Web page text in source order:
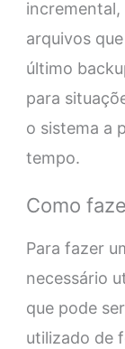
arquivos
último
para
o sistema a
tempo.
Como
Para fazer
necessário
que pode
utilizado de